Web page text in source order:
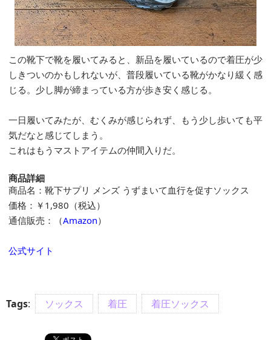
この靴下で靴を履いてみると、新品を履いているので着圧が少
しきついのかもしれないが、普段履いている靴がかなり緩く感
じる。少し脚が締まっている方が歩き安く感じる。
一日履いてみたが、むくみが感じられず、もう少し歩いても平
気だなと感じてしまう。
これはもうマストアイテムの仲間入りだ。
商品詳細
商品名：靴下サプリ メンズ うずまいて血行を促すソックス
価格：￥1,980（税込）
通信販売：（Amazon）
公式サイト
Tags: ソックス 着圧 着圧ソックス